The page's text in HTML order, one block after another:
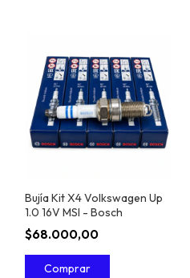
Bujía Kit X4 Volkswagen Up
1.0 16V MSI - Bosch
$68.000,00